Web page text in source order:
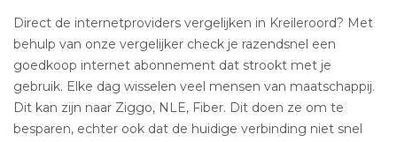
Direct de internetproviders vergelijken in Kreileroord? Met
behulp van onze vergelijker check je razendsnel een
goedkoop internet abonnement dat strookt met je
gebruik. Elke dag wisselen veel mensen van maatschappij.
Dit kan zijn naar Ziggo, NLE, Fiber. Dit doen ze om te
besparen, echter ook dat de huidige verbinding niet snel